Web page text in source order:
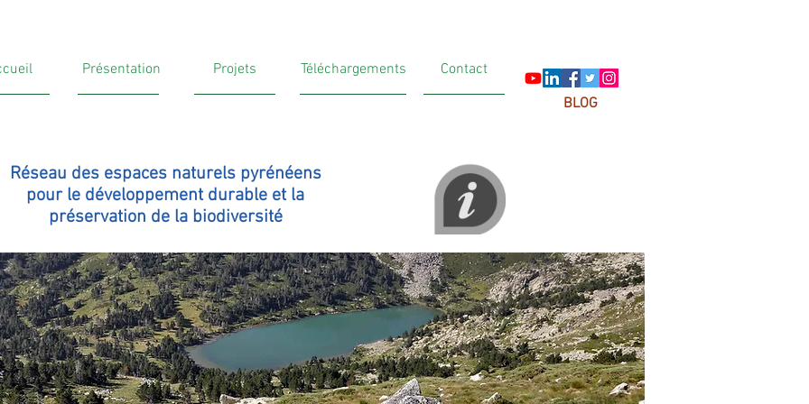
Présentation Projets Téléchargements
Contact
BLOG
Réseau des espaces naturels pyrénéens
pour le développement durable et la
préservation de la biodiversité